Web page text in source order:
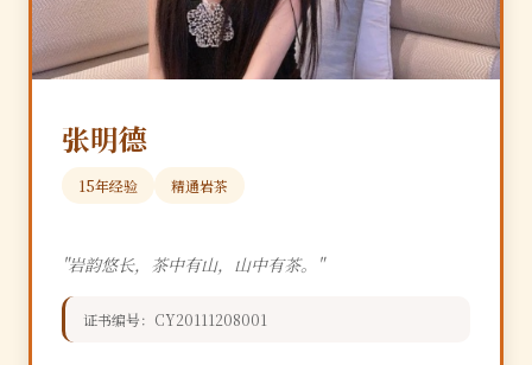
张明德
15年经验 精通岩茶
"岩韵悠长，茶中有山，山中有茶。"
证书编号：CY20111208001